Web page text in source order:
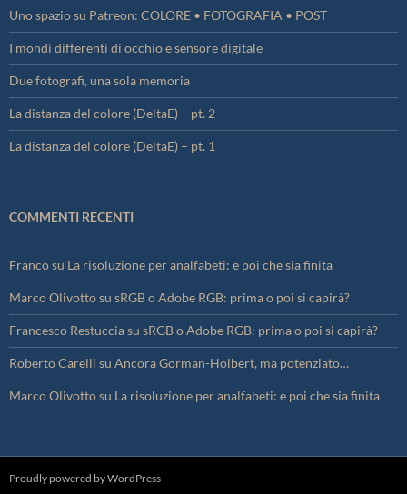
Uno spazio su Patreon: COLORE • FOTOGRAFIA • POST
I mondi differenti di occhio e sensore digitale
Due fotografi, una sola memoria
La distanza del colore (DeltaE) – pt. 2
La distanza del colore (DeltaE) – pt. 1
COMMENTI RECENTI
Francosu La risoluzione per analfabeti: e poi che sia finita
Marco Olivottosu sRGB o Adobe RGB: prima o poi si capirà?
Francesco Restucciasu sRGB o Adobe RGB: prima o poi si capirà?
Roberto Carelli su Ancora Gorman-Holbert, ma potenziato…
Marco Olivottosu La risoluzione per analfabeti: e poi che sia finita
Proudly powered by WordPress